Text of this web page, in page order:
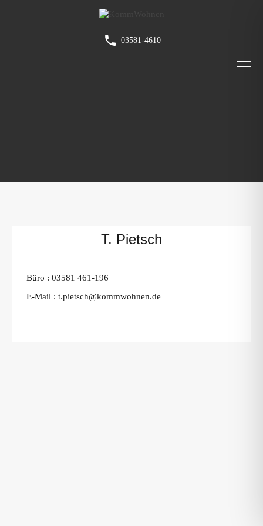
03581-4610
T. Pietsch
Büro : 03581 461-196
E-Mail : t.pietsch@kommwohnen.de